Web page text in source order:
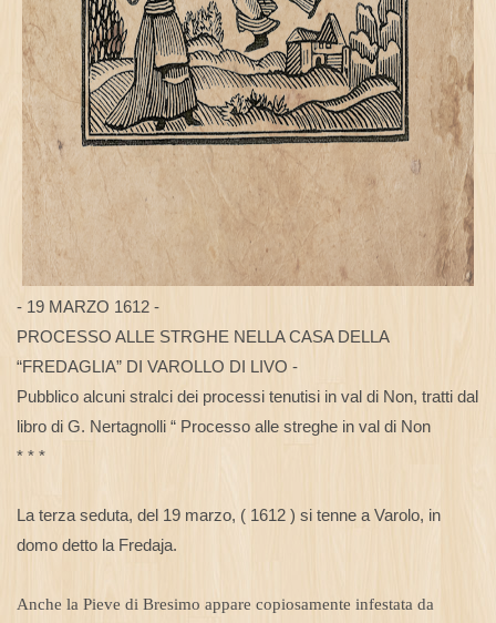
- 19 MARZO 1612 -
PROCESSO ALLE STRGHE NELLA CASA DELLA
“FREDAGLIA” DI VAROLLO DI LIVO -
Pubblico alcuni stralci dei processi tenutisi in val di Non, tratti dal
libro di G. Nertagnolli “ Processo alle streghe in val di Non
* * *
La terza seduta, del 19 marzo, ( 1612 ) si tenne a Varolo, in
domo detto la Fredaja.
Anche la Pieve di Bresimo appare copiosamente infestata da